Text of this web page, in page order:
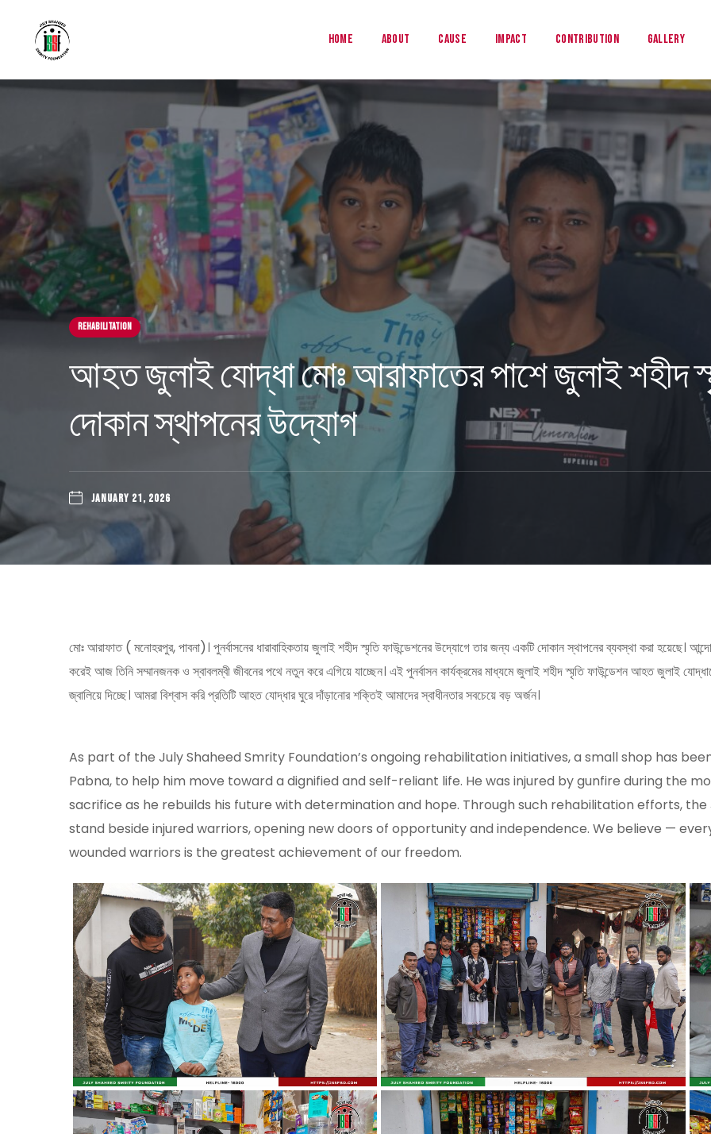
Home About Cause Impact Contribution Gallery
Rehabilitation
আহত জুলাই যোদ্ধা মোঃ আরাফাতের পাশে জুলাই শহীদ
দোকান স্থাপনের উদ্যোগ
JANUARY 21, 2026
মোঃ আরাফাত ( মনোহরপুর, পাবনা)। পুনর্বাসনের ধারাবাহিকতায় জুলাই শহীদ স্মৃতি ফাউন্ডেশনের উদ্যোগে তার জন্য একটি দোকান স্থাপনের ব্যবস্থা করা হয়েছে।
করেই আজ তিনি সম্মানজনক ও স্বাবলম্বী জীবনের পথে নতুন করে এগিয়ে যাচ্ছেন। এই পুনর্বাসন কার্যক্রমের মাধ্যমে জুলাই শহীদ স্মৃতি ফাউন্ডেশন আহত জুলাই
জ্বালিয়ে দিচ্ছে। আমরা বিশ্বাস করি প্রতিটি আহত যোদ্ধার ঘুরে দাঁড়ানোর শক্তিই আমাদের স্বাধীনতার সবচেয়ে বড় অর্জন।
As part of the July Shaheed Smrity Foundation’s ongoing rehabilitation initiatives, a small shop has
Pabna, to help him move toward a dignified and self-reliant life. He was injured by gunfire during the
sacrifice as he rebuilds his future with determination and hope. Through such rehabilitation efforts,
stand beside injured warriors, opening new doors of opportunity and independence. We believe —
wounded warriors is the greatest achievement of our freedom.